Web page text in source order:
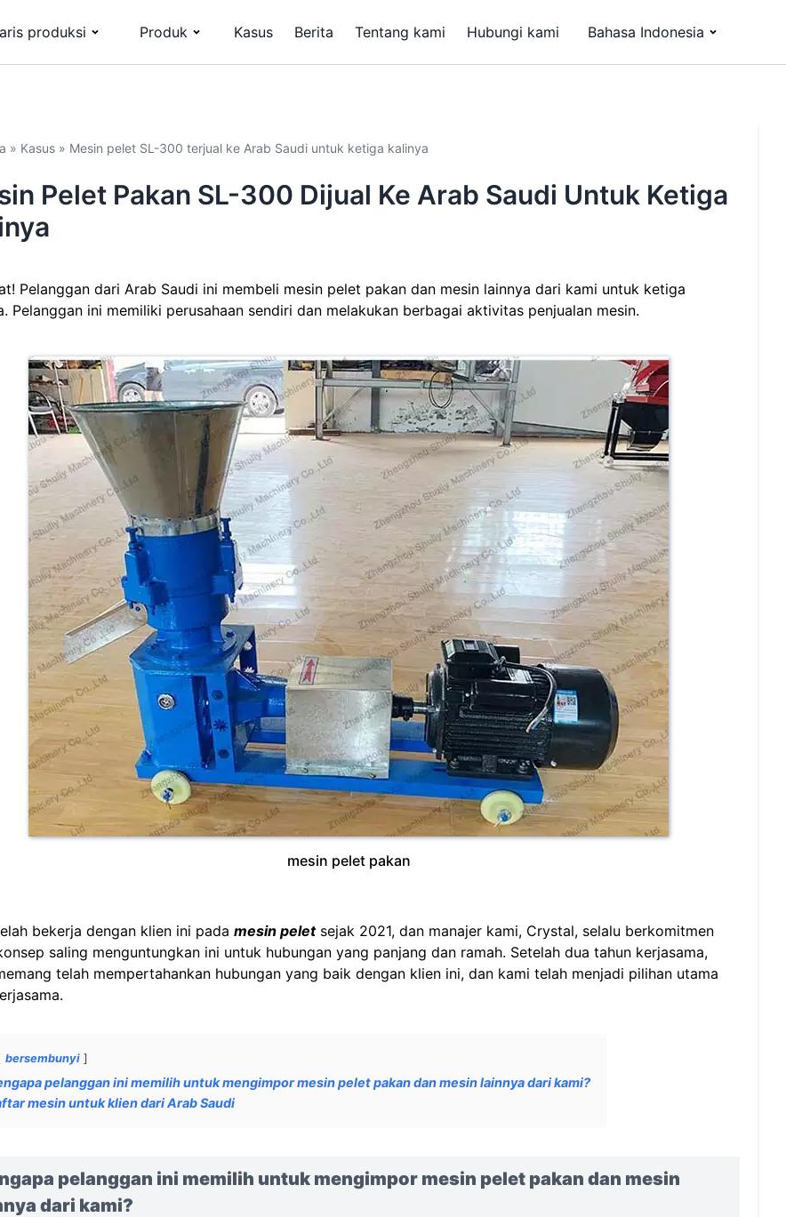
produksi Produk Kasus Berita Tentang kami Hubungi kami Bahasa Indonesia
» Kasus » Mesin pelet SL-300 terjual ke Arab Saudi untuk ketiga kalinya
Pelet Pakan SL-300 Dijual Ke Arab Saudi Untuk Ketiga
Pelanggan dari Arab Saudi ini membeli mesin pelet pakan dan mesin lainnya dari kami untuk ketiga
Pelanggan ini memiliki perusahaan sendiri dan melakukan berbagai aktivitas penjualan mesin.
mesin pelet pakan
bekerja dengan klien ini pada mesin peletsejak 2021, dan manajer kami, Crystal, selalu berkomitmen
saling menguntungkan ini untuk hubungan yang panjang dan ramah. Setelah dua tahun kerjasama,
telah mempertahankan hubungan yang baik dengan klien ini, dan kami telah menjadi pilihan utama
bersembunyi
pelanggan ini memilih untuk mengimpor mesin pelet pakan dan mesin lainnya dari kami?
mesin untuk klien dari Arab Saudi
pelanggan ini memilih untuk mengimpor mesin pelet pakan dan mesin
dari kami?